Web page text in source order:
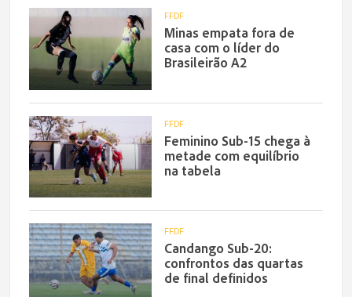
FFDF
Minas empata fora de
casa com o líder do
Brasileirão A2
FFDF
Feminino Sub-15 chega à
metade com equilíbrio
na tabela
FFDF
Candango Sub-20:
confrontos das quartas
de final definidos